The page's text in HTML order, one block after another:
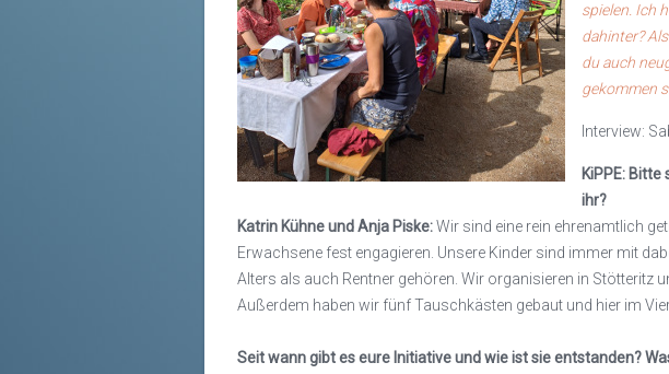
spielen. Ich
dahinter?
du auch
gekommen
Interview:
KiPPE:
ihr?
Katrin Kühne und Anja Piske:Wir sind eine rein ehrenamtlich
Erwachsene fest engagieren. Unsere Kinder sind immer mit
Alters als auch Rentner gehören. Wir organisieren in
Außerdem haben wir fünf Tauschkästen gebaut und hier im
Seit wann gibt es eure Initiative und wie ist sie entstanden?